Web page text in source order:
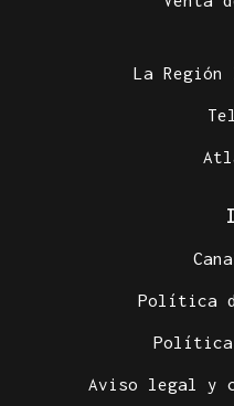
La
Política
Política
Aviso legal y